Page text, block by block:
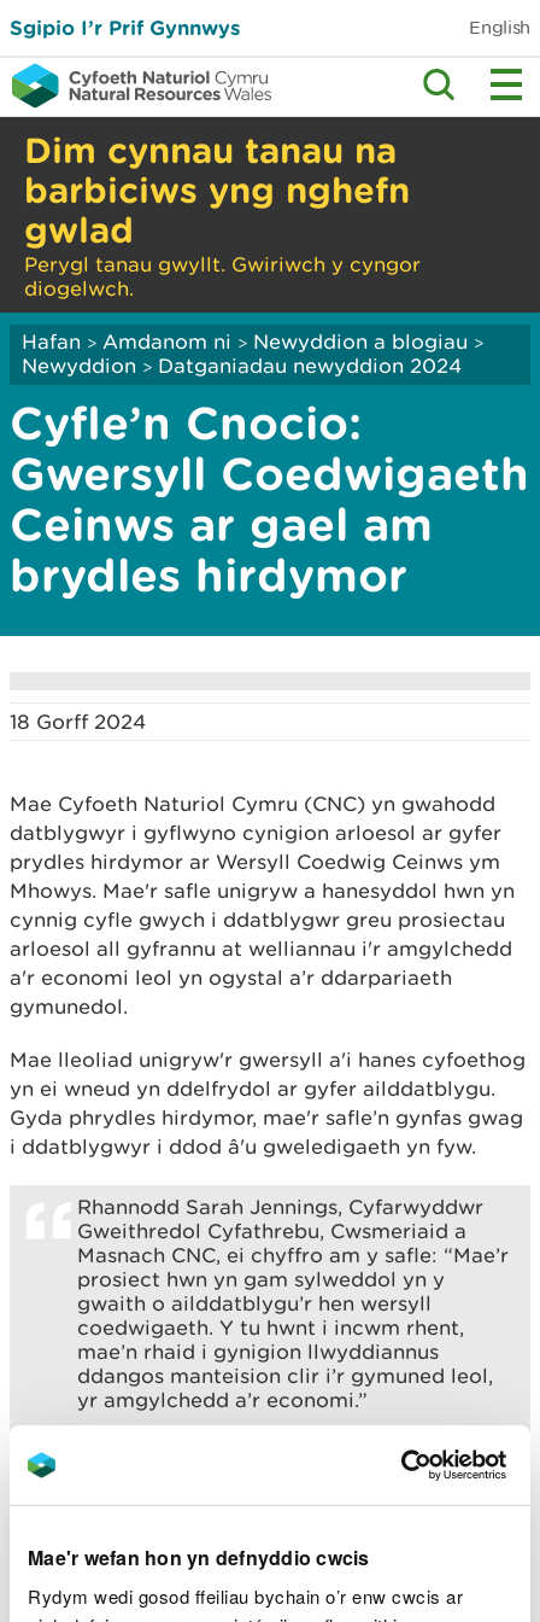
Mae'r wefan hon yn defnyddio cwcis
Rydym wedi gosod ffeiliau bychain o’r enw cwcis ar
Sgipio I’r Prif Gynnwys English
Dim cynnau tanau na
barbiciws yng nghefn
gwlad
Perygl tanau gwyllt. Gwiriwch y cyngor
diogelwch.
Hafan > Amdanom ni > Newyddion a blogiau >
Newyddion > Datganiadau newyddion 2024
Cyfle’n Cnocio:
Gwersyll Coedwigaeth
Ceinws ar gael am
brydles hirdymor
18 Gorff 2024
Mae Cyfoeth Naturiol Cymru (CNC) yn gwahodd
datblygwyr i gyflwyno cynigion arloesol ar gyfer
prydles hirdymor ar Wersyll Coedwig Ceinws ym
Mhowys. Mae'r safle unigryw a hanesyddol hwn yn
cynnig cyfle gwych i ddatblygwr greu prosiectau
arloesol all gyfrannu at welliannau i'r amgylchedd
a'r economi leol yn ogystal a’r ddarpariaeth
gymunedol.
Mae lleoliad unigryw'r gwersyll a'i hanes cyfoethog
yn ei wneud yn ddelfrydol ar gyfer ailddatblygu.
Gyda phrydles hirdymor, mae'r safle’n gynfas gwag
i ddatblygwyr i ddod â'u gweledigaeth yn fyw.
Rhannodd Sarah Jennings, Cyfarwyddwr
Gweithredol Cyfathrebu, Cwsmeriaid a
Masnach CNC, ei chyffro am y safle: “Mae’r
prosiect hwn yn gam sylweddol yn y
gwaith o ailddatblygu’r hen wersyll
coedwigaeth. Y tu hwnt i incwm rhent,
mae’n rhaid i gynigion llwyddiannus
ddangos manteision clir i’r gymuned leol,
yr amgylchedd a’r economi.”
ailddatblygu ac mae’n fan delfrydol i
CNC i ddatblygu cynaliadwy o’i safleoedd
a’r amgylchedd tra’n meithrin ffyniant